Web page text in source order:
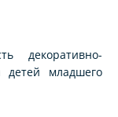
декоративно-
детей младшего